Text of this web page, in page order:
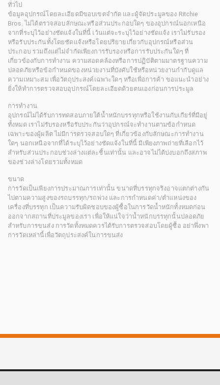
ทั่วไป
ข้อมูลอุปกรณ์โดยละเอียดมีขอบเขตจำกัด และผู้จัดประมูลของ Ritchie
Bros. ไม่ได้ตรวจสอบลักษณะหรือส่วนประกอบใดๆ ของอุปกรณ์นอกเหนือ
จากที่ระบุไว้อย่างชัดแจ้งในที่นี้ เว้นแต่จะระบุไว้อย่างชัดแจ้ง เราไม่รับรอง
หรือรับประกันทั้งโดยชัดแจ้งหรือโดยปริยายเกี่ยวกับอุปกรณ์หรือส่วน
ประกอบ รวมถึงแต่ไม่จำกัดเพียงการรับรองหรือการรับประกันใดๆ ที่
เกี่ยวข้องกับการทำงาน ความสอดคล้องหรือการปฏิบัติตามมาตรฐานความ
ปลอดภัยหรือข้อกำหนดของหน่วยงานที่บังคับใช้หรือหน่วยงานกำกับดูแล
ความเหมาะสม เพื่อวัตถุประสงค์เฉพาะใดๆ หรือเพื่อการค้า ขอแนะนำอย่าง
ยิ่งให้ทำการตรวจสอบอุปกรณ์โดยละเอียดด้วยตนเองก่อนการประมูล
การทำงาน
อุปกรณ์ไม่ได้รับการทดสอบภายใต้น้ำหนักบรรทุกหรือใช้งานกับเกียร์ที่มีอยู่
ทั้งหมด เราไม่รับรองหรือรับประกันว่าอุปกรณ์จะทำงานตามข้อกำหนด
เฉพาะของผู้ผลิต ไม่มีการตรวจสอบใดๆ ที่เกี่ยวข้องกับลักษณะการทำงาน
ใดๆ นอกเหนือจากที่ได้ระบุไว้อย่างชัดแจ้งในที่นี้ มีเพียงภาพถ่ายที่เลือกไว้
สำหรับส่วนประกอบช่วงล่างแต่ละชิ้นเท่านั้น และอาจไม่ได้บ่งบอกถึงสภาพ
ของช่วงล่างโดยรวมทั้งหมด
ขนาด
การวัดเป็นเพียงการประมาณการเท่านั้น ขนาดที่บรรทุกจริงอาจแตกต่างกัน
ไปตามความสูงของรถบรรทุก/รถพ่วง และการกำหนดค่า/ตำแหน่งของ
เครื่องที่บรรทุก เป็นความรับผิดชอบของผู้ซื้อในการวัดน้ำหนักทั้งหมดก่อน
ออกจากสถานที่ประมูลของเรา เพื่อให้แน่ใจว่าน้ำหนักบรรทุกนั้นปลอดภัย
สำหรับการขนส่ง การวัดทั้งหมดควรได้รับการตรวจสอบโดยผู้ซื้อ อย่าพึ่งพา
การวัดเหล่านี้เพื่อวัตถุประสงค์ในการขนส่ง